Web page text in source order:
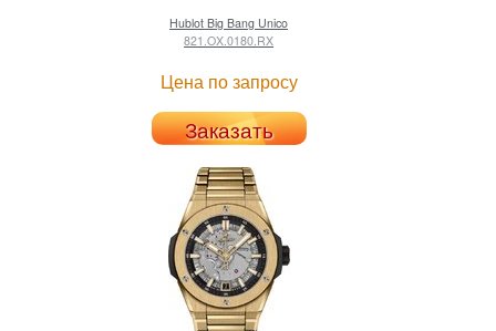
Hublot Big Bang Unico
821.OX.0180.RX
Цена по запросу
Заказать